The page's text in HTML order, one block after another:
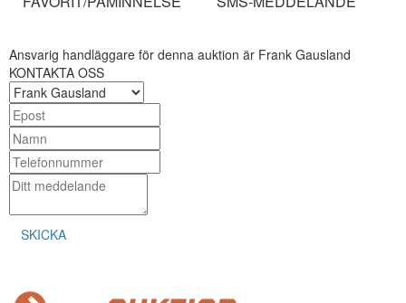
Ansvarig handläggare för denna auktion är Frank Gausland
KONTAKTA OSS
SKICKA